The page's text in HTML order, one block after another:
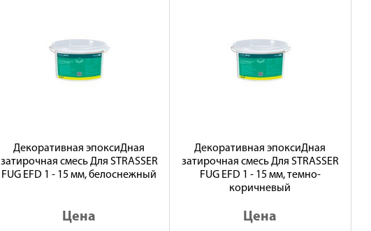
Декоративная эпоксиДная
затирочная смесь Для STRASSER
FUG EFD 1 - 15 мм, белоснежный
Цена
Декоративная эпоксиДная
затирочная смесь Для STRASSER
FUG EFD 1 - 15 мм, темно-
коричневый
Цена